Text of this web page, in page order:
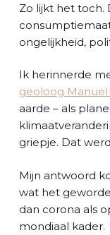
Zo lijkt het toch.
ongelijkheid,
Ik herinnerde
geoloog Manuel
aarde – als
griepje. Dat
Mijn antwoord
wat het
dan corona als
mondiaal kader.